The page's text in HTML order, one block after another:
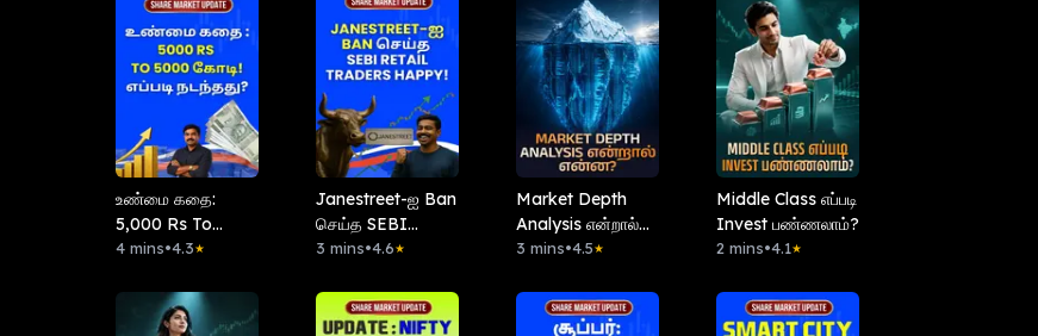
உண்மை கதை:
5,000 Rs To
5,000 கோடி! எப்படி
4 mins•4.3★
Janestreet-ஐ Ban
செய்த SEBI
Retail-Traders
3 mins•4.6★
Market Depth
Analysis என்றால்
என்ன?
3 mins•4.5★
Middle Class எப்படி
Invest பண்ணலாம்?
2 mins•4.1★